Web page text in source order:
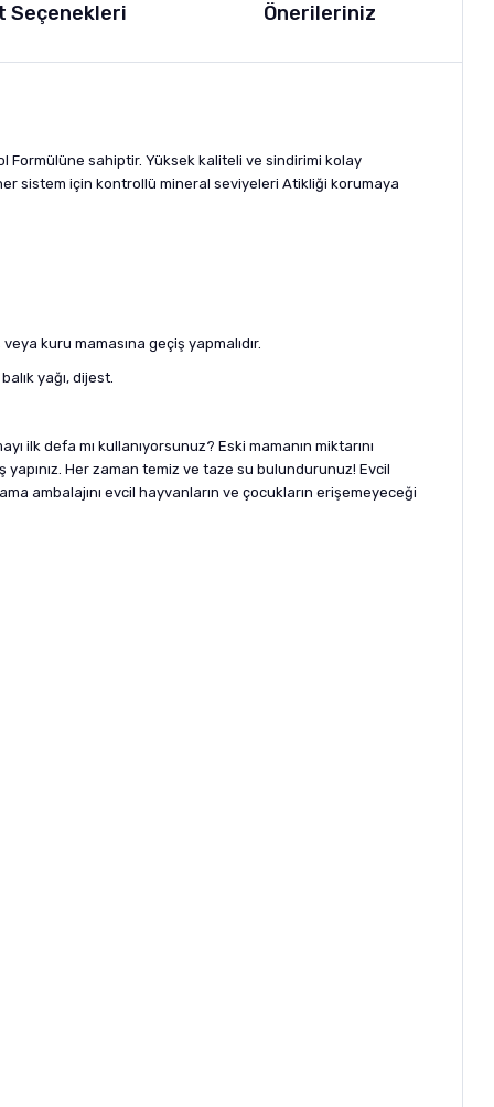
Seçenekleri Önerileriniz
Formülüne sahiptir. Yüksek kaliteli ve sindirimi kolay
sistem için kontrollü mineral seviyeleri Atikliği korumaya
kuru mamasına geçiş yapmalıdır.
yağı, dijest.
ilk defa mı kullanıyorsunuz? Eski mamanın miktarını
yapınız. Her zaman temiz ve taze su bulundurunuz! Evcil
ambalajını evcil hayvanların ve çocukların erişemeyeceği